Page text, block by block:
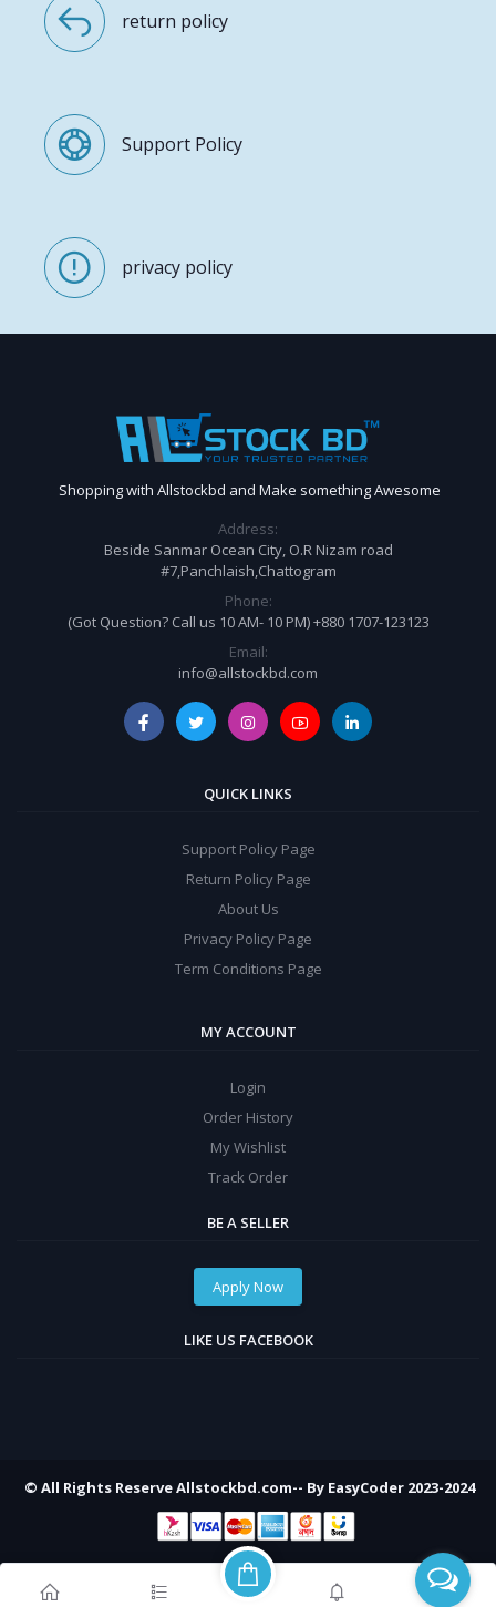
return policy
Support Policy
privacy policy
Shopping with Allstockbd and Make something Awesome
Address:
Beside Sanmar Ocean City, O.R Nizam road
#7,Panchlaish,Chattogram
Phone:
(Got Question? Call us 10 AM- 10 PM) +880 1707-123123
Email:
info@allstockbd.com
QUICK LINKS
Support Policy Page
Return Policy Page
About Us
Privacy Policy Page
Term Conditions Page
MY ACCOUNT
Login
Order History
My Wishlist
Track Order
BE A SELLER
Apply Now
LIKE US FACEBOOK
© All Rights Reserve Allstockbd.com-- By EasyCoder 2023-2024